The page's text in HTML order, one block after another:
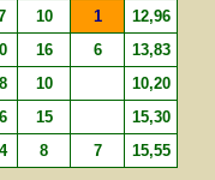
10 1 12,96
16 6 13,83
10 10,20
15 15,30
8 7 15,55